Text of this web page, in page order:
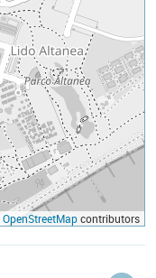
OpenStreetMapcontributors